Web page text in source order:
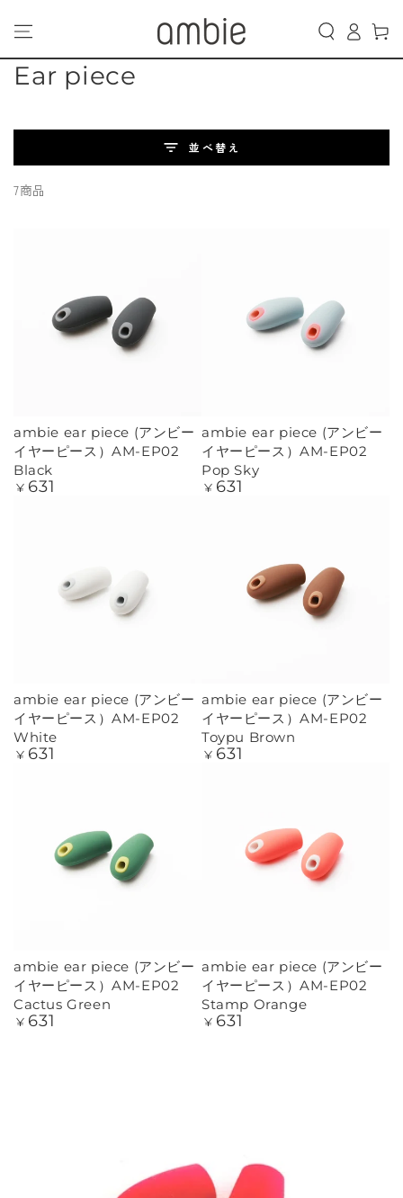
プする
イ
ー
ト
コ
ク
シ
ョ
Ear piece
並べ替え
7商品
ambie ear piece (アンビー
イヤーピース）AM-EP02
Black
定
¥ 631
ambie ear piece (アンビー
イヤーピース）AM-EP02
Pop Sky
定
¥ 631
ambie ear piece (アンビー
イヤーピース）AM-EP02
White
定
¥ 631
ambie ear piece (アンビー
イヤーピース）AM-EP02
Toypu Brown
定
¥ 631
ambie ear piece (アンビー
イヤーピース）AM-EP02
Cactus Green
定
¥ 631
ambie ear piece (アンビー
イヤーピース）AM-EP02
Stamp Orange
定
¥ 631